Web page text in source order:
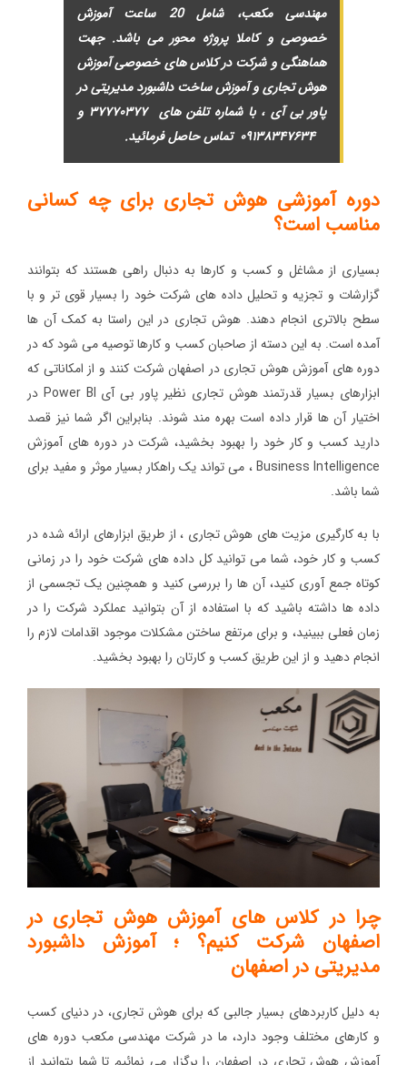
مهندسی مکعب، شامل 20 ساعت آموزش
خصوصی و کاملا پروژه محور می باشد. جهت
هماهنگی و شرکت در کلاس های خصوصی آموزش
هوش تجاری و آموزش ساخت داشبورد مدیریتی در
پاور بی آی ، با شماره تلفن های ۳۷۷۷۰۳۷۷ و
۰۹۱۳۸۳۴۷۶۳۴ تماس حاصل فرمائید.
دوره آموزشی هوش تجاری برای چه کسانی
مناسب است؟
بسیاری از مشاغل و کسب و کارها به دنبال راهی هستند که بتوانند
گزارشات و تجزیه و تحلیل داده های شرکت خود را بسیار قوی تر و با
سطح بالاتری انجام دهند. هوش تجاری در این راستا به کمک آن ها
آمده است. به این دسته از صاحبان کسب و کارها توصیه می شود که در
دوره های آموزش هوش تجاری در اصفهان شرکت کنند و از امکاناتی که
ابزارهای بسیار قدرتمند هوش تجاری نظیر پاور بی آی Power BI در
اختیار آن ها قرار داده است بهره مند شوند. بنابراین اگر شما نیز قصد
دارید کسب و کار خود را بهبود بخشید، شرکت در دوره های آموزش
Business Intelligence ، می تواند یک راهکار بسیار موثر و مفید برای
شما باشد.
با به کارگیری مزیت های هوش تجاری ، از طریق ابزارهای ارائه شده در
کسب و کار خود، شما می توانید کل داده های شرکت خود را در زمانی
کوتاه جمع آوری کنید، آن ها را بررسی کنید و همچنین یک تجسمی از
داده ها داشته باشید که با استفاده از آن بتوانید عملکرد شرکت را در
زمان فعلی ببینید، و برای مرتفع ساختن مشکلات موجود اقدامات لازم را
انجام دهید و از این طریق کسب و کارتان را بهبود بخشید.
چرا در کلاس های آموزش هوش تجاری در
اصفهان شرکت کنیم؟ ؛ آموزش داشبورد
مدیریتی در اصفهان
به دلیل کاربردهای بسیار جالبی که برای هوش تجاری، در دنیای کسب
و کارهای مختلف وجود دارد، ما در شرکت مهندسی مکعب دوره های